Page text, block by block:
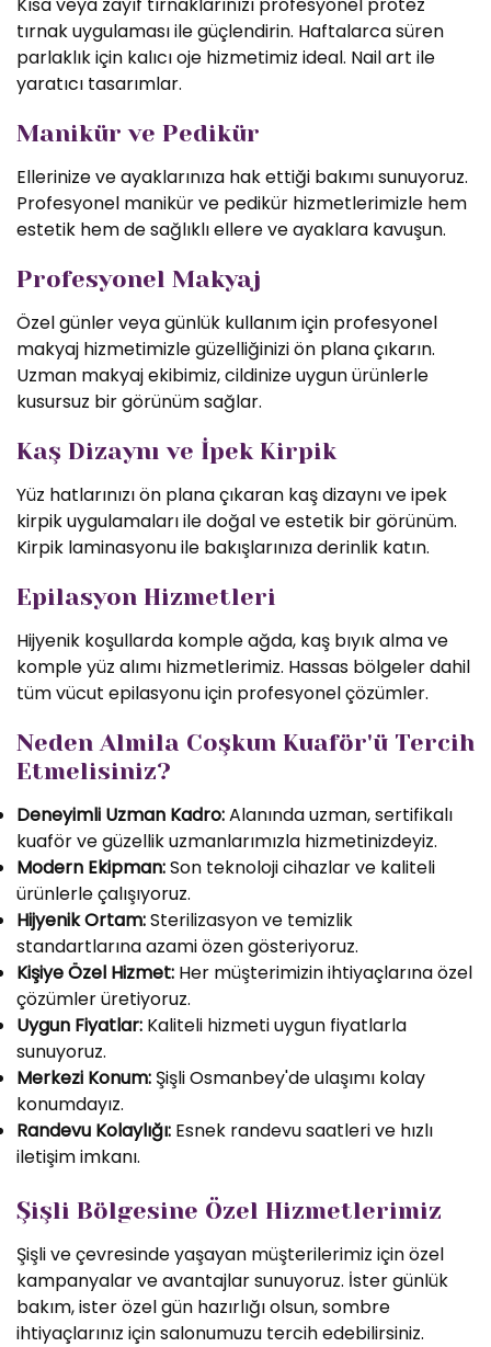
tırnak uygulaması ile güçlendirin. Haftalarca süren
parlaklık için kalıcı oje hizmetimiz ideal. Nail art ile
yaratıcı tasarımlar.
Manikür ve Pedikür
Ellerinize ve ayaklarınıza hak ettiği bakımı sunuyoruz.
Profesyonel manikür ve pedikür hizmetlerimizle hem
estetik hem de sağlıklı ellere ve ayaklara kavuşun.
Profesyonel Makyaj
Özel günler veya günlük kullanım için profesyonel
makyaj hizmetimizle güzelliğinizi ön plana çıkarın.
Uzman makyaj ekibimiz, cildinize uygun ürünlerle
kusursuz bir görünüm sağlar.
Kaş Dizaynı ve İpek Kirpik
Yüz hatlarınızı ön plana çıkaran kaş dizaynı ve ipek
kirpik uygulamaları ile doğal ve estetik bir görünüm.
Kirpik laminasyonu ile bakışlarınıza derinlik katın.
Epilasyon Hizmetleri
Hijyenik koşullarda komple ağda, kaş bıyık alma ve
komple yüz alımı hizmetlerimiz. Hassas bölgeler dahil
tüm vücut epilasyonu için profesyonel çözümler.
Neden Almila Coşkun Kuaför'ü Tercih
Etmelisiniz?
Deneyimli Uzman Kadro:Alanında uzman, sertifikalı
kuaför ve güzellik uzmanlarımızla hizmetinizdeyiz.
Modern Ekipman:Son teknoloji cihazlar ve kaliteli
ürünlerle çalışıyoruz.
Hijyenik Ortam:Sterilizasyon ve temizlik
standartlarına azami özen gösteriyoruz.
Kişiye Özel Hizmet: Her müşterimizin ihtiyaçlarına özel
çözümler üretiyoruz.
Uygun Fiyatlar: Kaliteli hizmeti uygun fiyatlarla
sunuyoruz.
Merkezi Konum: Şişli Osmanbey'de ulaşımı kolay
konumdayız.
Randevu Kolaylığı: Esnek randevu saatleri ve hızlı
iletişim imkanı.
Şişli Bölgesine Özel Hizmetlerimiz
Şişli ve çevresinde yaşayan müşterilerimiz için özel
kampanyalar ve avantajlar sunuyoruz. İster günlük
bakım, ister özel gün hazırlığı olsun, sombre
ihtiyaçlarınız için salonumuzu tercih edebilirsiniz.